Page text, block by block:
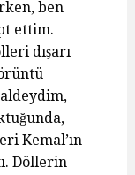
ben
ettim.
dışarı
Kemal’ın
Döllerin